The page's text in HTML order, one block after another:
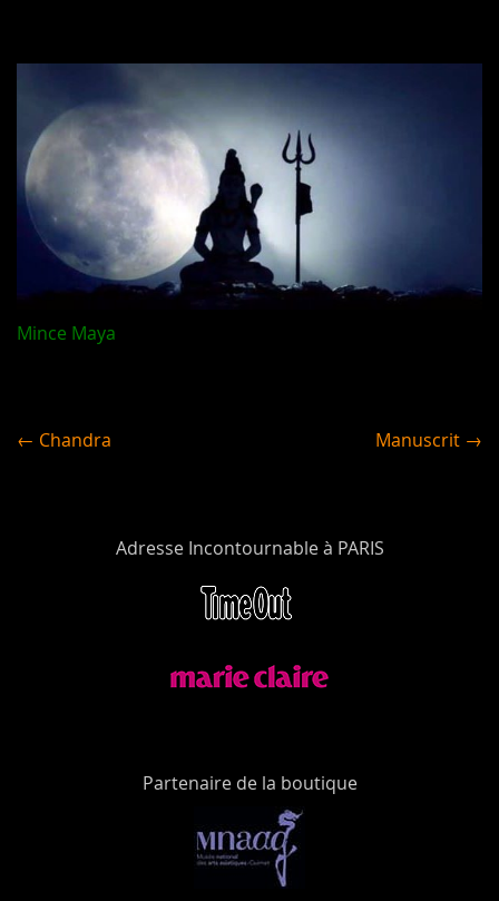
Mince Maya
← Chandra Manuscrit →
Adresse Incontournable à PARIS
Partenaire de la boutique